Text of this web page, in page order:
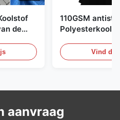
de
110GSM
Vind de
aanvraag